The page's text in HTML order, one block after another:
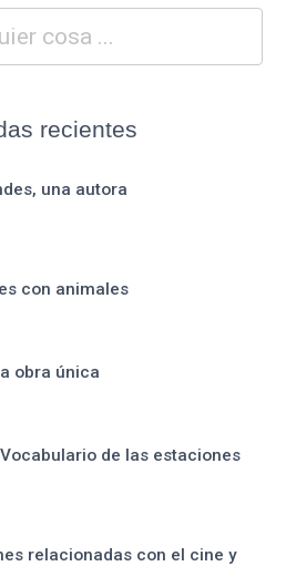
recientes
una autora
con animales
obra única
de las estaciones
relacionadas con el cine y